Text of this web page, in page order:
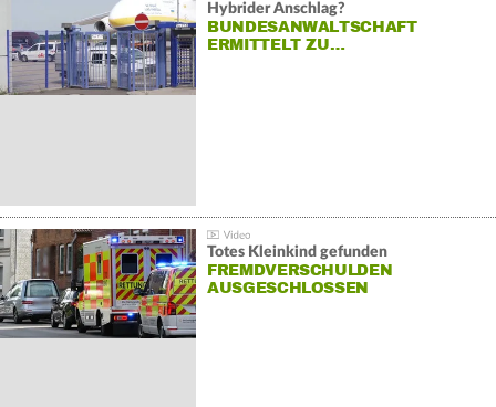
Hybrider Anschlag?
BUNDESANWALTSCHAFT
ERMITTELT ZU…
Totes Kleinkind gefunden
FREMDVERSCHULDEN
AUSGESCHLOSSEN